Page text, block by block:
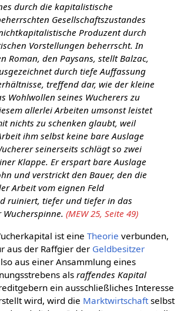
durch die kapitalistische
Gesellschaftszustandes
Produzent durch
Vorstellungen beherrscht. In
Roman, den Paysans, stellt Balzac,
durch tiefe Auffassung
treffend dar, wie der kleine
Wohlwollen seines Wucherers zu
allerlei Arbeiten umsonst leistet
nichts zu schenken glaubt, weil
ihm selbst keine bare Auslage
seinerseits schlägt so zwei
Klappe. Er erspart bare Auslage
und verstrickt den Bauer, den die
Arbeit vom eignen Feld
ruiniert, tiefer und tiefer in das
Wucherspinne. (MEW 25, Seite 49)
ist eine Theorie verbunden,
aus der Raffgier der Geldbesitzer
aus einer Ansammlung eines
als raffendes Kapital
ein ausschließliches Interesse
wird, wird die Marktwirtschaftselbst